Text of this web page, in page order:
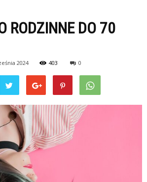
RODZINNE DO 70
2024 403 0